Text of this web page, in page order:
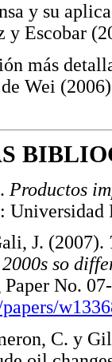
y su
y Escobar
más
Wei
Productos
J. (2007).
so
No.
C. y